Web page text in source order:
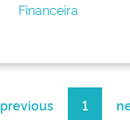
Financeira
previous 1